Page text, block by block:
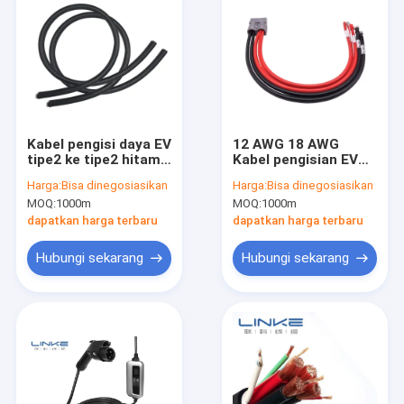
Produk
Tentang kita
Kabel pengisi daya EV
tipe2 ke tipe2 hitam
dengan jaket silikon
Harga:Bisa dinegosiasikan
MOQ:1000m
dapatkan harga terbaru
Hubungi sekarang
12 AWG 18 AWG
Kabel pengisian EV
peralatan medis yang
sesuai dengan UL62
RoHS
Harga:Bisa dinegosiasikan
MOQ:1000m
dapatkan harga terbaru
Hubungi sekarang